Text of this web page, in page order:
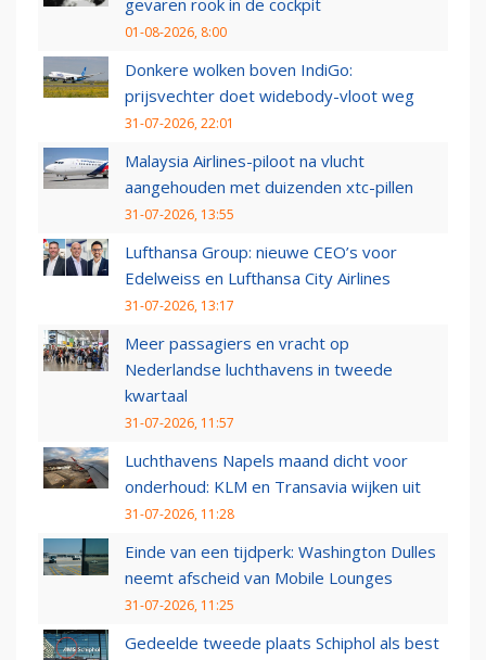
gevaren rook in de cockpit
01-08-2026, 8:00
Donkere wolken boven IndiGo:
prijsvechter doet widebody-vloot weg
31-07-2026, 22:01
Malaysia Airlines-piloot na vlucht
aangehouden met duizenden xtc-pillen
31-07-2026, 13:55
Lufthansa Group: nieuwe CEO’s voor
Edelweiss en Lufthansa City Airlines
31-07-2026, 13:17
Meer passagiers en vracht op
Nederlandse luchthavens in tweede
kwartaal
31-07-2026, 11:57
Luchthavens Napels maand dicht voor
onderhoud: KLM en Transavia wijken uit
31-07-2026, 11:28
Einde van een tijdperk: Washington Dulles
neemt afscheid van Mobile Lounges
31-07-2026, 11:25
Gedeelde tweede plaats Schiphol als best